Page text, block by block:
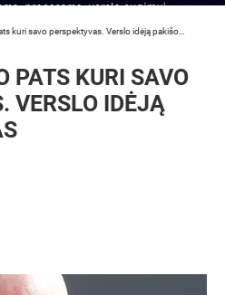
kuri savo perspektyvas. Verslo idėją pakišo…
PATS KURI SAVO
VERSLO IDĖJĄ